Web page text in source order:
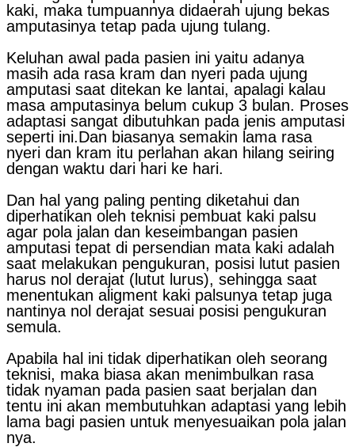
kaki, maka tumpuannya didaerah ujung bekas
amputasinya tetap pada ujung tulang.
Keluhan awal pada pasien ini yaitu adanya
masih ada rasa kram dan nyeri pada ujung
amputasi saat ditekan ke lantai, apalagi kalau
masa amputasinya belum cukup 3 bulan. Proses
adaptasi sangat dibutuhkan pada jenis amputasi
seperti ini.Dan biasanya semakin lama rasa
nyeri dan kram itu perlahan akan hilang seiring
dengan waktu dari hari ke hari.
Dan hal yang paling penting diketahui dan
diperhatikan oleh teknisi pembuat kaki palsu
agar pola jalan dan keseimbangan pasien
amputasi tepat di persendian mata kaki adalah
saat melakukan pengukuran, posisi lutut pasien
harus nol derajat (lutut lurus), sehingga saat
menentukan aligment kaki palsunya tetap juga
nantinya nol derajat sesuai posisi pengukuran
semula.
Apabila hal ini tidak diperhatikan oleh seorang
teknisi, maka biasa akan menimbulkan rasa
tidak nyaman pada pasien saat berjalan dan
tentu ini akan membutuhkan adaptasi yang lebih
lama bagi pasien untuk menyesuaikan pola jalan
nya.